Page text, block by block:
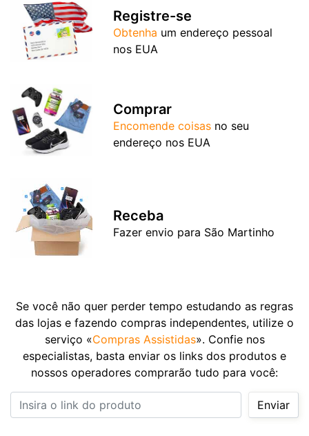
Registre-se
Obtenha um endereço pessoal
nos EUA
Comprar
Encomende coisas no seu
endereço nos EUA
Receba
Fazer envio para São Martinho
Se você não quer perder tempo estudando as regras
das lojas e fazendo compras independentes, utilize o
serviço «Compras Assistidas». Confie nos
especialistas, basta enviar os links dos produtos e
nossos operadores comprarão tudo para você:
Insira o link do produto
Enviar